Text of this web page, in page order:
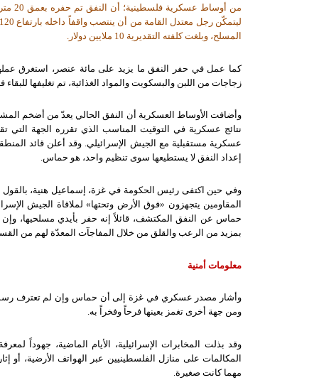
المسلح، وبلغت كلفته التقديرية 10 ملايين دولار.
كما عمل في حفر النفق ما يزيد على مائة عنصر، استغرق
زجاجات من اللبن والبسكويت والمواد الغذائية، تم تغليفها للبقاء
وأضافت الأوساط العسكرية أن النفق الحالي يعدّ من أضخم
نتائج عسكرية في التوقيت المناسب الذي تقرره الجهة التي
عسكرية مستقبلية مع الجيش الإسرائيلي. وقد أعلن قائد
إعداد النفق لا يستطيعها سوى تنظيم واحد، هو حماس.
وفي حين اكتفى رئيس الحكومة في غزة، إسماعيل هنية،
المقاومين يتجهزون «فوق الأرض وتحتها» لملاقاة الجيش
حماس عن النفق المكتشف، قائلاً إنه حفر بأيدي مسلحيها،
بمزيد من الرعب والقلق من خلال المفاجآت المعدّة لهم من
معلومات أمنية
وأشار مصدر عسكري في غزة إلى أن حماس وإن لم تعترف
ومن جهة أخرى تغمز بعينها فرحاً وفخراً به.
وقد بذلت المخابرات الإسرائيلية، الأيام الماضية، جهوداً
المكالمات على منازل الفلسطينيين عبر الهواتف الأرضية،
مهما كانت صغيرة